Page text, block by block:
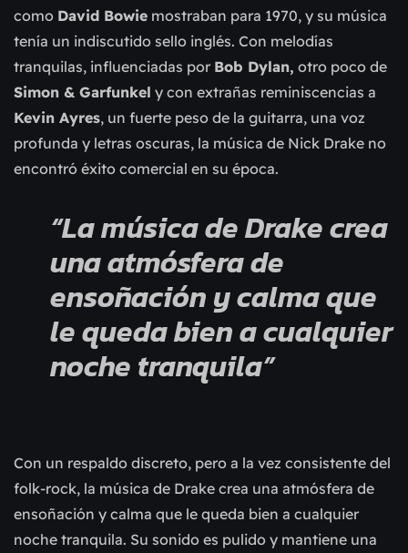
como David Bowie mostraban para 1970, y su música
tenía un indiscutido sello inglés. Con melodías
tranquilas, influenciadas por Bob Dylan, otro poco de
Simon & Garfunkel
Kevin Ayres, un fuerte peso de la guitarra, una voz
profunda y letras oscuras, la música de Nick Drake no
encontró éxito comercial en su época.
“La música de Drake crea
una atmósfera de
ensoñación y calma que
le queda bien a cualquier
noche tranquila”
Con un respaldo discreto, pero a la vez consistente del
folk-rock, la música de Drake crea una atmósfera de
ensoñación y calma que le queda bien a cualquier
noche tranquila. Su sonido es pulido y mantiene una